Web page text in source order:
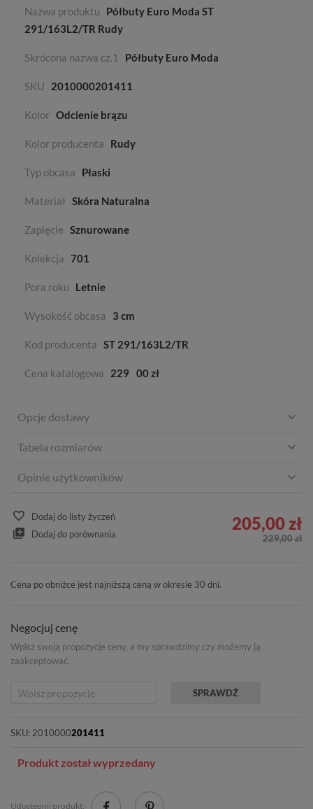
Nazwa produktu
Półbuty Euro Moda ST
291/163L2/TR Rudy
Skrócona nazwa cz.1 Półbuty Euro Moda
SKU 2010000201411
Kolor Odcienie brązu
Kolor producenta Rudy
Typ obcasa Płaski
Materiał Skóra Naturalna
Zapięcie Sznurowane
Kolekcja 701
Pora roku Letnie
Wysokość obcasa 3 cm
Kod producenta ST 291/163L2/TR
Cena katalogowa 229 00 zł
Opcje dostawy
Tabela rozmiarów
Opinie użytkowników
Dodaj do listy życzeń
Dodaj do porównania
205,00 zł
229,00 zł
Cena po obniżce jest najniższą ceną w okresie 30 dni.
Negocjuj cenę
Wpisz swoją propozycje ceny, a my sprawdzimy czy możemy ją
zaakceptować.
SPRAWDŹ
SKU: 2010000201411
Produkt został wyprzedany
Udostępnij produkt: